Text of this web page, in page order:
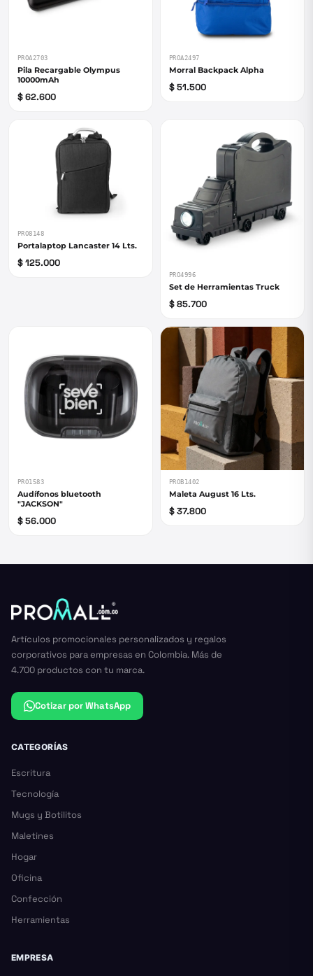
PROA2703
Pila Recargable Olympus
10000mAh
$ 62.600
PROA2497
Morral Backpack Alpha
$ 51.500
PRO8148
Portalaptop Lancaster 14 Lts.
$ 125.000
PRO4996
Set de Herramientas Truck
$ 85.700
PRO1583
Audífonos bluetooth
"JACKSON"
$ 56.000
PROB1402
Maleta August 16 Lts.
$ 37.800
Artículos promocionales personalizados y regalos
corporativos para empresas en Colombia. Más de
4.700 productos con tu marca.
Cotizar por WhatsApp
CATEGORÍAS
Escritura
Tecnología
Mugs y Botilitos
Maletines
Hogar
Oficina
Confección
Herramientas
EMPRESA